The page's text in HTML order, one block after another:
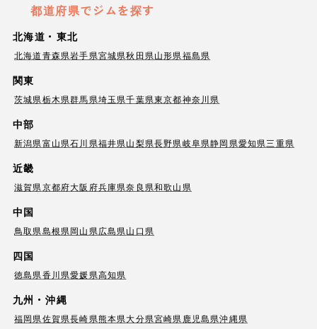
都道府県でジムを探す
北海道・東北
北海道青森県岩手県宮城県秋田県山形県福島県
関東
茨城県栃木県群馬県埼玉県千葉県東京都神奈川県
中部
新潟県富山県石川県福井県山梨県長野県岐阜県静岡県愛知県三重県
近畿
滋賀県京都府大阪府兵庫県奈良県和歌山県
中国
鳥取県島根県岡山県広島県山口県
四国
徳島県香川県愛媛県高知県
九州・沖縄
福岡県佐賀県長崎県熊本県大分県宮崎県 鹿児島県沖縄県